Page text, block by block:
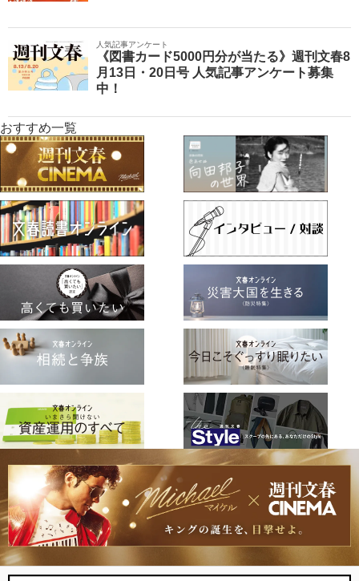
人気記事アンケート
《図書カード5000円分が当たる》週刊文春8
月13日・20日号 人気記事アンケート募集
中！
おすすめ一覧